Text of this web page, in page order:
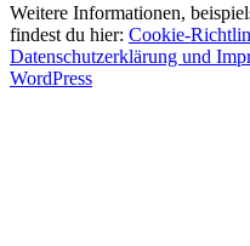
Weitere Informationen,
findest du hier: Cookie-
Datenschutzerklärung und
WordPress